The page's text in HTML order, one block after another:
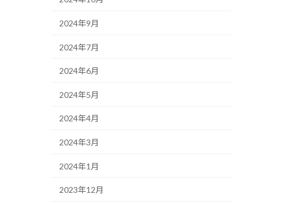
2024年9月
2024年7月
2024年6月
2024年5月
2024年4月
2024年3月
2024年1月
2023年12月